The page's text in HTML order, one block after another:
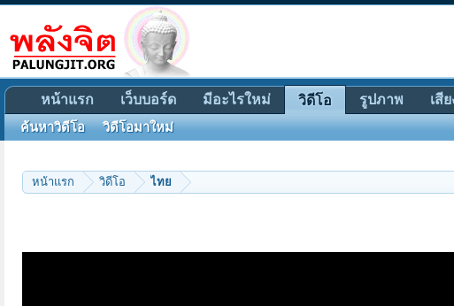
หน้าแรก วิดีโอ ไทย
หน้าแรก เว็บบอร์ด มีอะไรใหม่ วิดีโอ
ค้นหาวิดีโอ วิดีโอมาใหม่
รูปภาพ เสี